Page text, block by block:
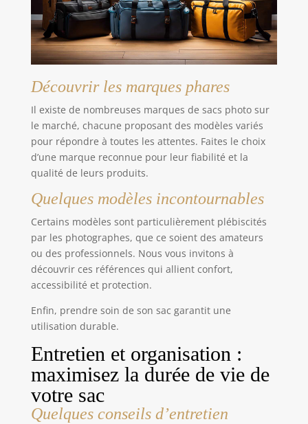
Découvrir les marques phares
Il existe de nombreuses marques de sacs photo sur
le marché, chacune proposant des modèles variés
pour répondre à toutes les attentes. Faites le choix
d’une marque reconnue pour leur fiabilité et la
qualité de leurs produits.
Quelques modèles incontournables
Certains modèles sont particulièrement plébiscités
par les photographes, que ce soient des amateurs
ou des professionnels. Nous vous invitons à
découvrir ces références qui allient confort,
accessibilité et protection.
Enfin, prendre soin de son sac garantit une
utilisation durable.
Entretien et organisation :
maximisez la durée de vie de
votre sac
Quelques conseils d’entretien